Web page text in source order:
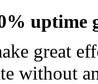
uptime
great
without